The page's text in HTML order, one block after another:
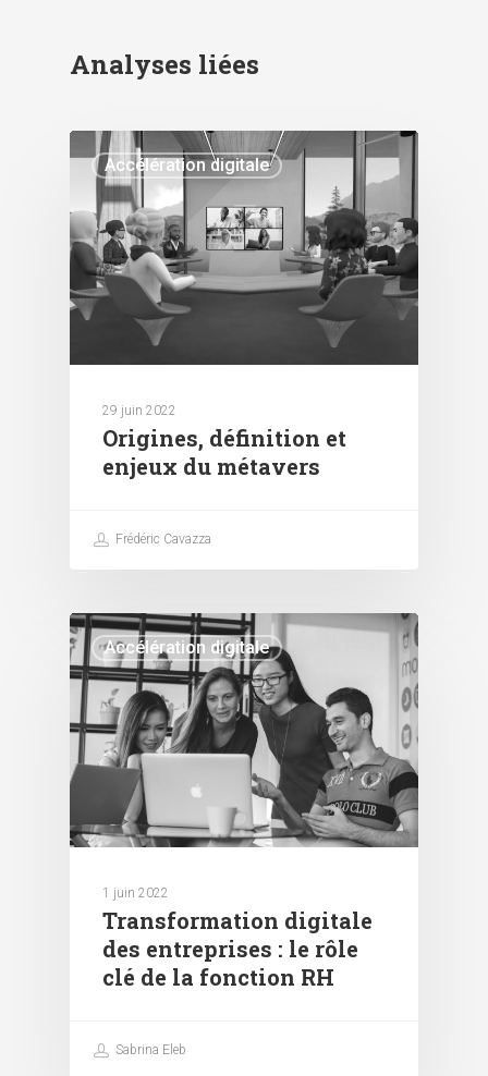
Analyses liées
Accélération digitale
29 juin 2022
Origines, définition et
enjeux du métavers
Frédéric Cavazza
Accélération digitale
1 juin 2022
Transformation digitale
des entreprises : le rôle
clé de la fonction RH
Sabrina Eleb